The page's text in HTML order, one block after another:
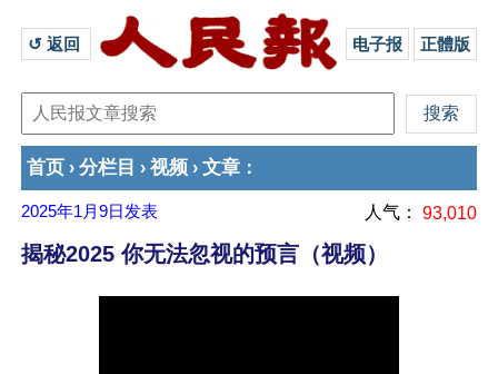
↺ 返回 电子报 正體版
首页 › 分栏目 › 视频 › 文章 ：
2025年1月9日 发表 人气： 93,010
揭秘2025 你无法忽视的预言（视频）